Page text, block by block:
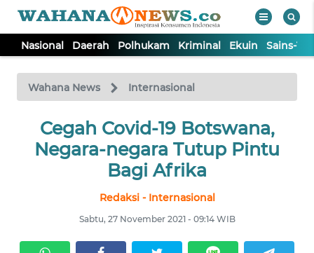
Nasional Daerah Polhukam Kriminal Ekuin Sains-
Wahana News Internasional
Cegah Covid-19 Botswana,
Negara-negara Tutup Pintu
Bagi Afrika
Redaksi - Internasional
Sabtu, 27 November 2021 - 09:14 WIB
TV
Tutup
NASIONAL
KRIMINAL